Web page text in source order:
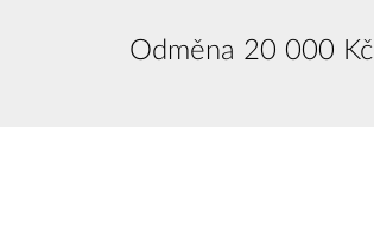
Odměna 20 000